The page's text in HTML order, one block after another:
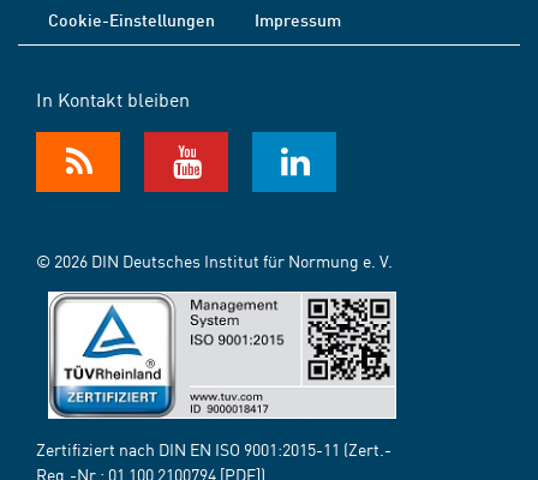
Cookie-Einstellungen
Impressum
In Kontakt bleiben
© 2026 DIN Deutsches Institut für Normung e. V.
Zertifiziert nach DIN EN ISO 9001:2015-11 (Zert.-
Reg.-Nr.: 01 100 2100794 [PDF])